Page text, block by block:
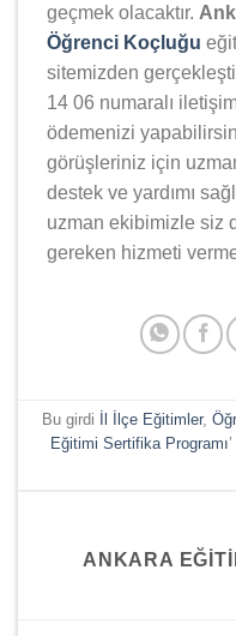
geçmek olacaktır.
Öğrenci Koçluğu
sitemizden
14 06 numaralı
ödemenizi
görüşleriniz için
destek ve yardımı
uzman ekibimizle siz
gereken hizmeti
Bu girdi İl İlçe Eğitimler,
Eğitimi Sertifika Programı
ANKARA